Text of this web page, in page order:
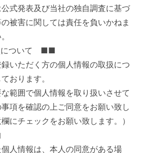
式発表及び当社の独自調査に基づ
被害に関しては責任を負いかねま
ついて ■■
いただく方の個人情報の取扱につ
おります。
範囲で個人情報を取り扱いさせて
項を確認の上ご同意をお願い致し
にチェックをお願い致します。）
人情報は、本人の同意がある場